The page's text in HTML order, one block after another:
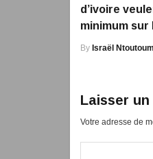
d’ivoire
minimum sur
By Israël
Laisser
Votre adresse de